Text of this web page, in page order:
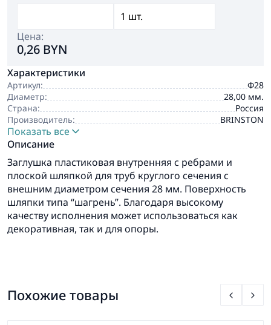
Цена:
0,26 BYN
Характеристики
Артикул:
Ф28
Диаметр:
28,00 мм.
Страна:
Россия
Производитель:
BRINSTON
Показать все
Описание
Заглушка пластиковая внутренняя с ребрами и
плоской шляпкой для труб круглого сечения с
внешним диаметром сечения 28 мм. Поверхность
шляпки типа “шагрень”. Благодаря высокому
качеству исполнения может использоваться как
декоративная, так и для опоры.
Похожие товары